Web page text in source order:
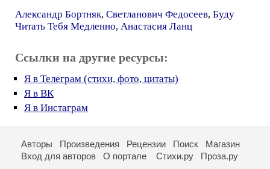
Александр Бортняк, Светланович Федосеев, Буду
Читать Тебя Медленно, Анастасия Ланц
Ссылки на другие ресурсы:
Я в Телеграм (стихи, фото, цитаты)
Я в ВК
Я в Инстаграм
Авторы Произведения Рецензии Поиск
Магазин
Вход для авторов
О портале Стихи.ру Проза.ру